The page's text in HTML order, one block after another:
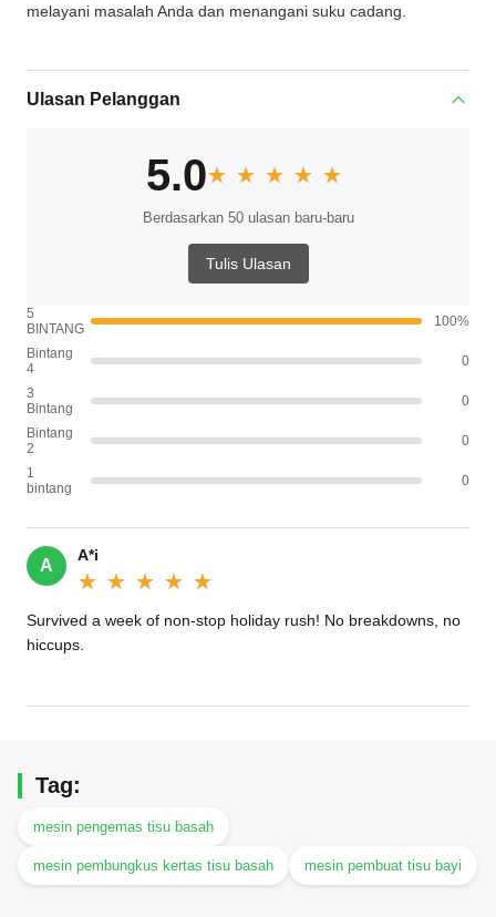
melayani masalah Anda dan menangani suku cadang.
Ulasan Pelanggan
5.0★★★★★
★★★★★
Berdasarkan 50 ulasan baru-baru
Tulis Ulasan
5
BINTANG
100%
Bintang
4
0
3
Bintang
0
Bintang
2
0
1
bintang
0
A
A*i
★★★★★
★★★★★
Survived a week of non-stop holiday rush! No breakdowns, no
hiccups.
Tag:
mesin pengemas tisu basah
mesin pembungkus kertas tisu basah mesin pembuat tisu bayi